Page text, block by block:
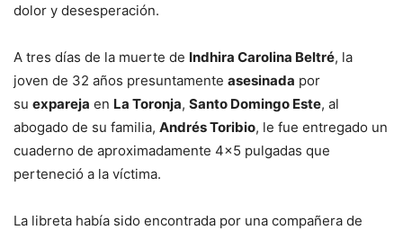
dolor y desesperación.
A tres días de la muerte de Indhira Carolina Beltré, la
joven de 32 años presuntamente asesinada por
su expareja en La Toronja, Santo Domingo Este, al
abogado de su familia, Andrés Toribio, le fue entregado un
cuaderno de aproximadamente 4×5 pulgadas que
perteneció a la víctima.
La libreta había sido encontrada por una compañera de